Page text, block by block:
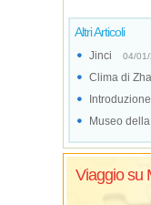
Altri Articoli
Jinci 04/01/
Clima di
Museo
Viaggio su